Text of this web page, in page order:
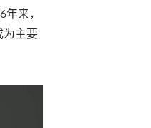
来，
为主要